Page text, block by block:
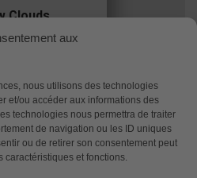
aux
nous utilisons des technologies
et/ou accéder aux informations des
technologies nous permettra de traiter
de navigation ou les ID uniques
ou de retirer son consentement peut
caractéristiques et fonctions.
Clouds
s Gentle Breeze